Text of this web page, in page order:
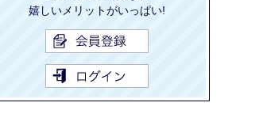
嬉しいメリットがいっぱい!